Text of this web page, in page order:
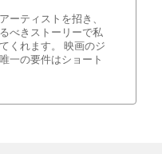
ーティストを招き、
べきストーリーで私
くれます。 映画のジ
一の要件はショート